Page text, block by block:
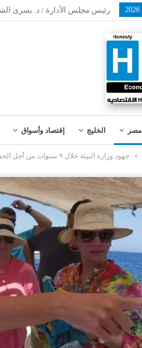
رئيس مجلس الأدارة / د. يسرى
مصر الخليج إقتصاد وأسواق
جهود وزارة البيئة خلال ٩ سنوات من أجل الحفاظ على الموارد الطبيعية والتنوع البيولوجى